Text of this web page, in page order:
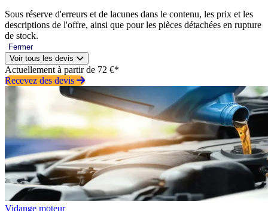
Sous réserve d'erreurs et de lacunes dans le contenu, les prix et les
descriptions de l'offre, ainsi que pour les pièces détachées en rupture
de stock.
Fermer
Voir tous les devis
Actuellement à partir de 72 €*
Recevez des devis
Vidange moteur